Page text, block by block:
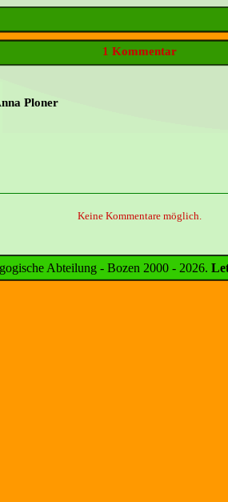
1 Kommentar
Ploner
Keine Kommentare möglich.
Abteilung - Bozen 2000 - 2026.